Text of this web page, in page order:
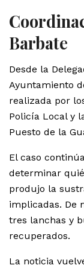
Barbate
Desde la
Ayuntamiento
realizada por
Policía Local y
Puesto de la
El caso
determinar
produjo la
implicadas. De
tres lanchas y
recuperados.
La noticia